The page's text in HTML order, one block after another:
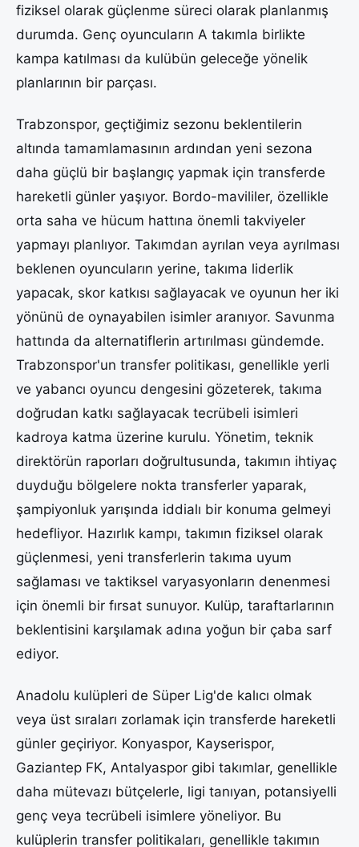
fiziksel olarak güçlenme süreci olarak planlanmış
durumda. Genç oyuncuların A takımla birlikte
kampa katılması da kulübün geleceğe yönelik
planlarının bir parçası.
Trabzonspor, geçtiğimiz sezonu beklentilerin
altında tamamlamasının ardından yeni sezona
daha güçlü bir başlangıç yapmak için transferde
hareketli günler yaşıyor. Bordo-mavililer, özellikle
orta saha ve hücum hattına önemli takviyeler
yapmayı planlıyor. Takımdan ayrılan veya ayrılması
beklenen oyuncuların yerine, takıma liderlik
yapacak, skor katkısı sağlayacak ve oyunun her iki
yönünü de oynayabilen isimler aranıyor. Savunma
hattında da alternatiflerin artırılması gündemde.
Trabzonspor'un transfer politikası, genellikle yerli
ve yabancı oyuncu dengesini gözeterek, takıma
doğrudan katkı sağlayacak tecrübeli isimleri
kadroya katma üzerine kurulu. Yönetim, teknik
direktörün raporları doğrultusunda, takımın ihtiyaç
duyduğu bölgelere nokta transferler yaparak,
şampiyonluk yarışında iddialı bir konuma gelmeyi
hedefliyor. Hazırlık kampı, takımın fiziksel olarak
güçlenmesi, yeni transferlerin takıma uyum
sağlaması ve taktiksel varyasyonların denenmesi
için önemli bir fırsat sunuyor. Kulüp, taraftarlarının
beklentisini karşılamak adına yoğun bir çaba sarf
ediyor.
Anadolu kulüpleri de Süper Lig'de kalıcı olmak
veya üst sıraları zorlamak için transferde hareketli
günler geçiriyor. Konyaspor, Kayserispor,
Gaziantep FK, Antalyaspor gibi takımlar, genellikle
daha mütevazı bütçelerle, ligi tanıyan, potansiyelli
genç veya tecrübeli isimlere yöneliyor. Bu
kulüplerin transfer politikaları, genellikle takımın